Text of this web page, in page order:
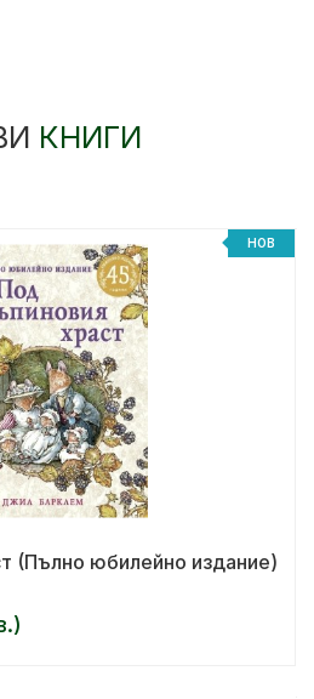
КНИГИ
НОВ
(Пълно юбилейно издание)